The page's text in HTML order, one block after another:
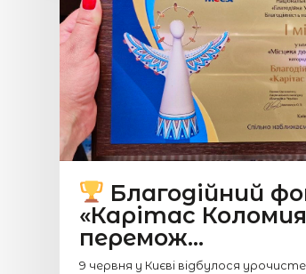
Благодійний
«Карітас
перемож...
9 червня у Києві відбулося урочисте